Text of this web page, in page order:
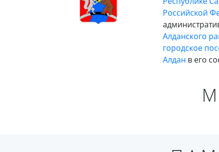
Российской
Алданского
городское
Алдан в его